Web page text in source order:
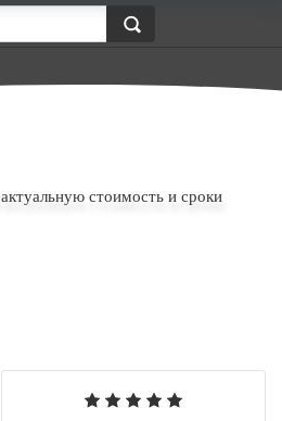
актуальную стоимость и сроки